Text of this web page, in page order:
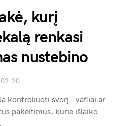
kurį
renkasi
nustebino
20
kontroliuoti svorį – vafliai ar
pakeitimus, kurie išlaiko